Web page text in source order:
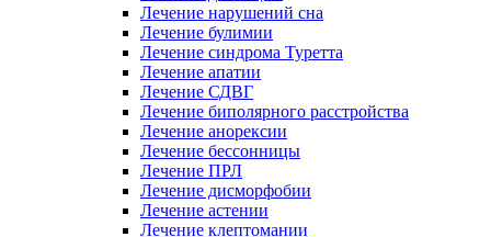
Лечение нарушений сна
Лечение булимии
Лечение синдрома Туретта
Лечение апатии
Лечение СДВГ
Лечение биполярного расстройства
Лечение анорексии
Лечение бессонницы
Лечение ПРЛ
Лечение дисморфобии
Лечение астении
Лечение клептомании